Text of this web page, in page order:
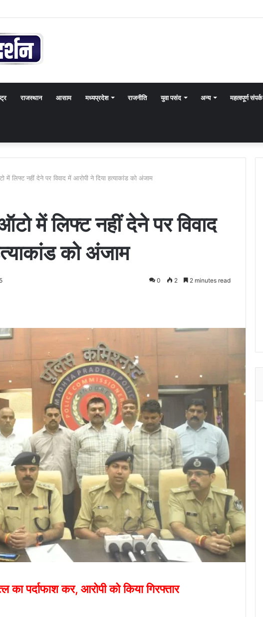
राजस्थान आसाम मध्यप्रदेश राजनीति युवा पसंद अन्य महत्वपूर्ण संपर्क
में लिफ्ट नहीं देने पर विवाद में आरोपी ने दिया हत्याकांड को अंजाम
में लिफ्ट नहीं देने पर विवाद
को अंजाम
0 2 2 minutes read
का पर्दाफाश कर, आरोपी को किया गिरफ्तार